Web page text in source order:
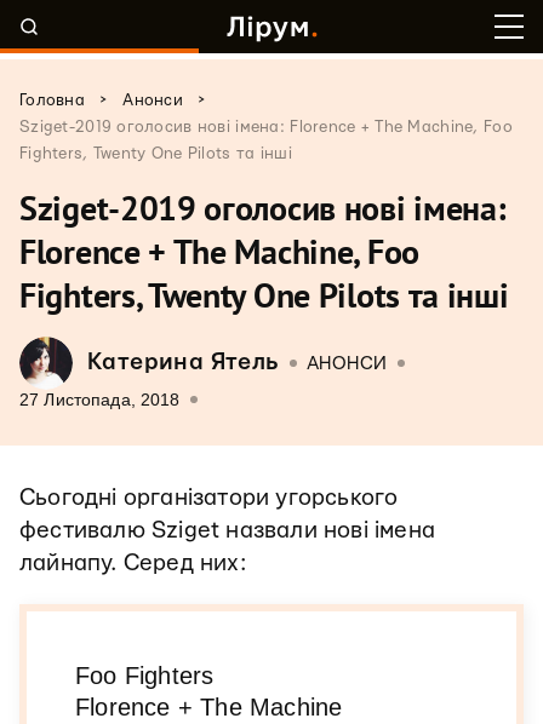
Головна > Анонси
>
Sziget-2019 оголосив нові імена: Florence + The Machine, Foo
Fighters, Twenty One Pilots та інші
Sziget-2019 оголосив нові імена:
Florence + The Machine, Foo
Fighters, Twenty One Pilots та інші
Катерина Ятель АНОНСИ
27 Листопада, 2018
Сьогодні організатори угорського
фестивалю Sziget назвали нові імена
лайнапу. Серед них:
Foo Fighters
Florence + The Machine